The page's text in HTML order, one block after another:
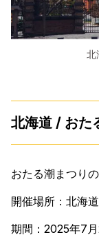
北
北海道 / おた
おたる潮まつり
開催場所：北海
期間：2025年7